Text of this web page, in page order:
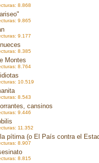
8.868
9.865
9.177
8.385
Montes
8.764
10.519
8.543
cansinos
9.446
11.352
pítima (o El País contra el
8.907
8.815